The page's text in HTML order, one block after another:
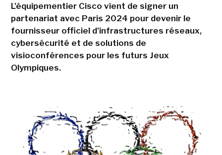
L'équipementier Cisco vient de signer un
partenariat avec Paris 2024 pour devenir le
fournisseur officiel d'infrastructures réseaux,
cybersécurité et de solutions de
visioconférences pour les futurs Jeux
Olympiques.